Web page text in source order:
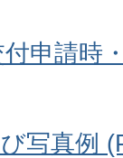
申請時
写真例